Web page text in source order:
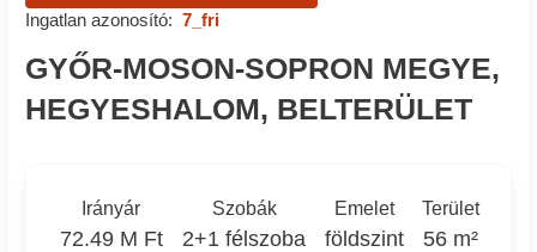
Ingatlan azonosító: 7_fri
GYŐR-MOSON-SOPRON MEGYE,
HEGYESHALOM, BELTERÜLET
Irányár
72.49 M Ft
Szobák
2+1 félszoba
Emelet
földszint
Terület
56 m²